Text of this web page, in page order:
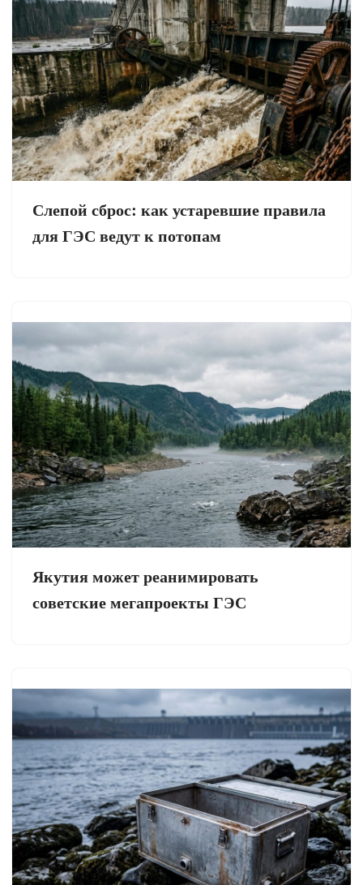
Слепой сброс: как устаревшие правила
для ГЭС ведут к потопам
Якутия может реанимировать
советские мегапроекты ГЭС